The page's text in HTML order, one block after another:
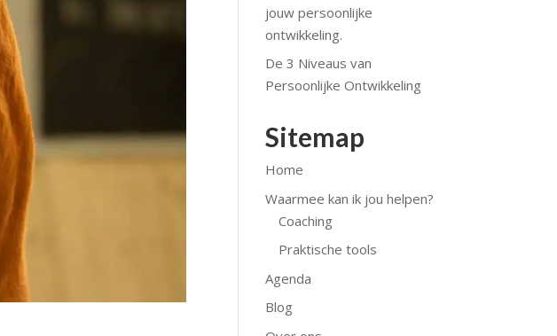
jouw persoonlijke
ontwikkeling.
De 3 Niveaus van
Persoonlijke Ontwikkeling
Sitemap
Home
Waarmee kan ik jou helpen?
Coaching
Praktische tools
Agenda
Blog